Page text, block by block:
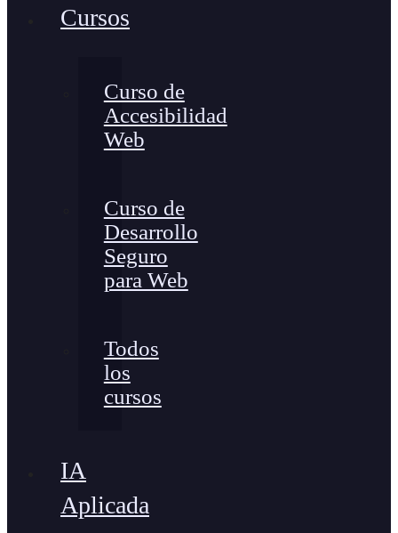
Cursos
Curso de
Accesibilidad
Web
Curso de
Desarrollo
Seguro
para Web
Todos
los
cursos
IA
Aplicada